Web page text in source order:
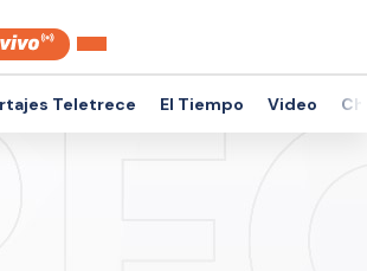
Teletrece El Tiempo Video